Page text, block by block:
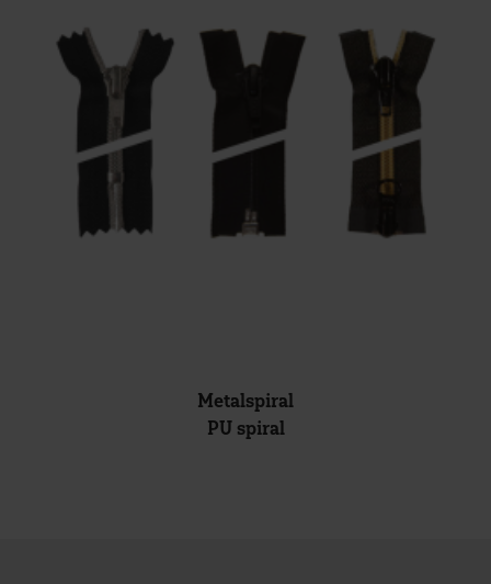
Metalspiral
PU spiral